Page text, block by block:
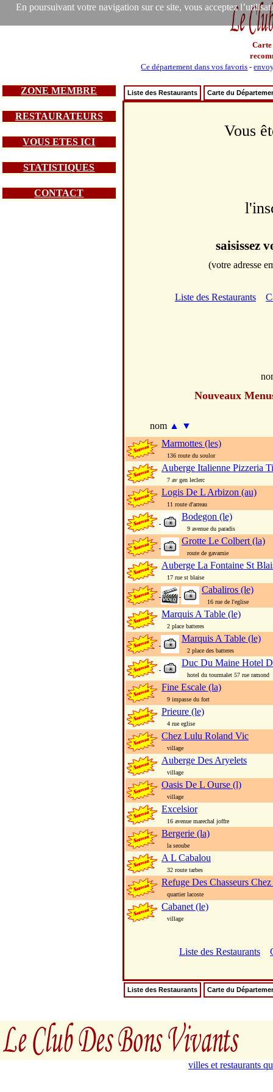
En poursuivant votre navigation sur ce site, vous acceptez
Carte
Ce département dans vos favoris -
ZONE MEMBRE
RESTAURATEURS
VOUS ETES ICI
STATISTIQUES
CONTACT
Liste des Restaurants Carte du
Vous
saisissez
(votre adresse
Liste des Restaurants
Nouveaux
nom ▲
▼
Marmottes (les)
136 route du soulor
Auberge Italienne Pizzeria
7 av gen leclerc
Logis De L Arbizon (au)
11 route d'arreau
Bodegon (le)
9 avenue du paradis
Grotte Le Colbert (la)
route de gavarnie
Auberge La Fontaine St
17 rue st blaise
Cabaliros (le)
16 rue de l'eglise
Marquis A Table (le)
2 place batteres
Marquis A Table (le)
2 place des batteres
Duc Du Maine Hotel
hotel du tourmalet 57 rue ramond
Fine Escale (la)
9 impasse du fort
Prieure (le)
4 rue eglise
Chez Lulu Roland Vic
village
Auberge Des Aryelets
village
Oasis De L Ourse (l)
village
Excelsior
16 avenue marechal joffre
Bergerie (la)
la seoube
A L Cabalou
32 route tarbes
Refuge Des Chasseurs
quartier lacoste
Cabanet (le)
village
Liste des Restaurants
Liste des Restaurants Carte du
villes et restaurants